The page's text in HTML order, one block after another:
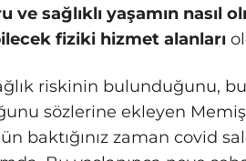
ve sağlıklı yaşamın nasıl
fiziki hizmet alanları
riskinin bulunduğunu,
sözlerine ekleyen
baktığınız zaman covid